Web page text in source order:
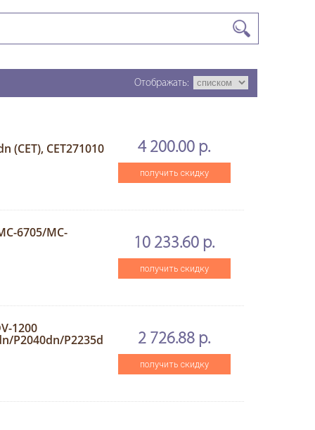
Отображать:
(CET), CET271010 4 200.00 р.
получить скидку
6705/MC-
10 233.60 р.
получить скидку
1200
P2040dn/P2235d 2 726.88 р.
получить скидку